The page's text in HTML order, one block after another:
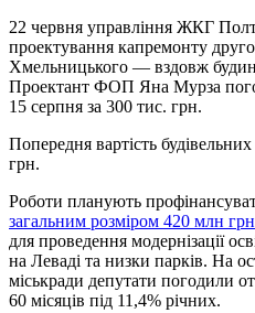
22 червня управління ЖКГ
проектування капремонту
Хмельницького — вздовж
Проектант ФОП Яна Мурза
15 серпня за 300 тис. грн.
Попередня вартість
грн.
Роботи планують
загальним розміром 420 млн грн
для проведення модернізації
на Леваді та низки парків. На
міськради депутати погодили
60 місяців під 11,4% річних.